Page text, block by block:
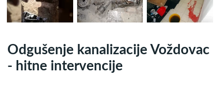
Odgušenje kanalizacije Voždovac
- hitne intervencije